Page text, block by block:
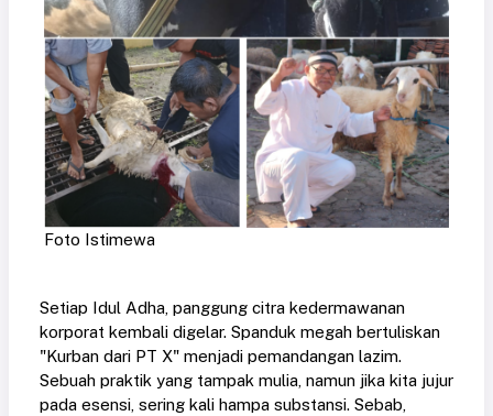
Foto Istimewa
Setiap Idul Adha, panggung citra kedermawanan
korporat kembali digelar. Spanduk megah bertuliskan
"Kurban dari PT X" menjadi pemandangan lazim.
Sebuah praktik yang tampak mulia, namun jika kita jujur
pada esensi, sering kali hampa substansi. Sebab,